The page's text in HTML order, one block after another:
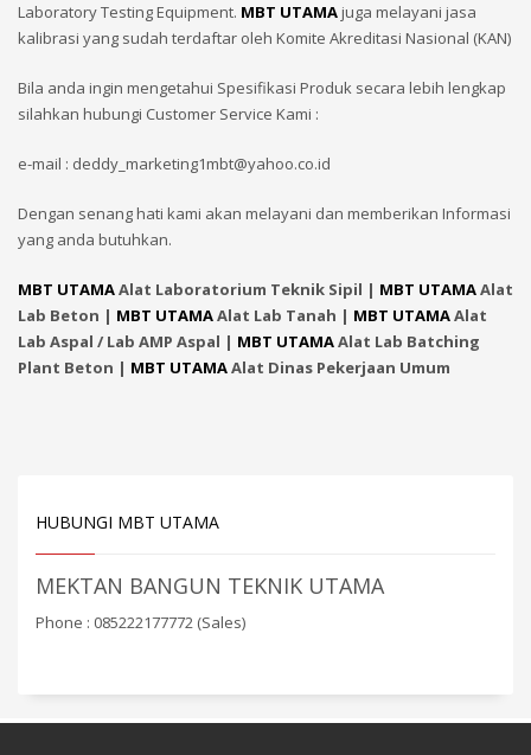
Laboratory Testing Equipment. MBT UTAMAjuga melayani jasa
kalibrasi yang sudah terdaftar oleh Komite Akreditasi Nasional (KAN)
Bila anda ingin mengetahui Spesifikasi Produk secara lebih lengkap
silahkan hubungi Customer Service Kami :
e-mail : deddy_marketing1mbt@yahoo.co.id
Dengan senang hati kami akan melayani dan memberikan Informasi
yang anda butuhkan.
MBT UTAMAAlat Laboratorium Teknik Sipil | MBT UTAMAAlat
Lab Beton | MBT UTAMAAlat Lab Tanah | MBT UTAMAAlat
Lab Aspal / Lab AMP Aspal | MBT UTAMAAlat Lab Batching
Plant Beton | MBT UTAMAAlat Dinas Pekerjaan Umum
HUBUNGI MBT UTAMA
MEKTAN BANGUN TEKNIK UTAMA
Phone : 085222177772 (Sales)